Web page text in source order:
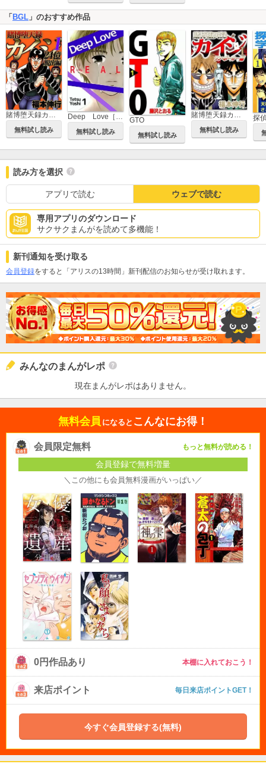
「 BGL 」のおすすめ作品
賭博堕天録カイジ 24億脱出編
無料試し読み
Deep Love［REAL]
無料試し読み
GTO
無料試し読み
無料試し読み
探
読み方を選択
アプリで読む ウェブで読む
専用アプリのダウンロード
サクサクまんがを読めて多機能！
新刊通知を受け取る
会員登録をすると「アリスの13時間」新刊配信のお知らせが受け取れます。
みんなのまんがレポ
現在まんがレポはありません。
無料会員 になると こんなにお得！
会員限定無料 もっと無料が読める！
会員登録で無料増量
＼この他にも会員無料漫画がいっぱい／
0円作品あり 本棚に入れておこう！
来店ポイント 毎日来店ポイントGET！
今すぐ会員登録する(無料)